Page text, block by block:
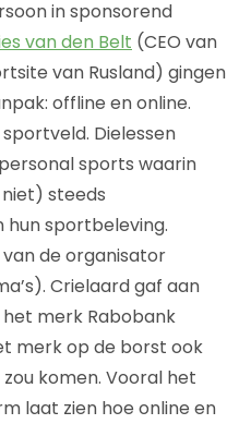
in sponsorend
van den Belt (CEO van
van Rusland) gingen
offline en online.
Dielessen
sports waarin
steeds
hun sportbeleving.
de organisator
Crielaard gaf aan
merk Rabobank
merk op de borst ook
komen. Vooral het
laat zien hoe online en